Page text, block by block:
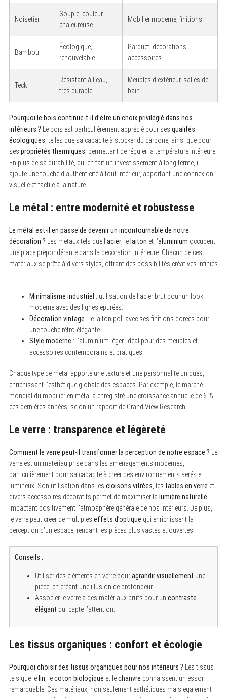
Noisetier
Souple, couleur
chaleureuse
Mobilier moderne, finitions
Bambou
Écologique,
renouvelable
Parquet, décorations,
accessoires
Teck
Résistant à l’eau,
très durable
Meubles d’extérieur, salles de
bain
Pourquoi le bois continue-t-il d’être un choix privilégié dans nos
intérieurs ? Le bois est particulièrement apprécié pour ses qualités
écologiques , telles que sa capacité à stocker du carbone, ainsi que pour
ses propriétés thermiques , permettant de réguler la température intérieure.
En plus de sa durabilité, qui en fait un investissement à long terme, il
ajoute une touche d’authenticité à tout intérieur, apportant une connexion
visuelle et tactile à la nature.
Le métal : entre modernité et robustesse
Le métal est-il en passe de devenir un incontournable de notre
décoration ? Les métaux tels que l’acier, le laiton et l’aluminium occupent
une place prépondérante dans la décoration intérieure. Chacun de ces
matériaux se prête à divers styles, offrant des possibilités créatives infinies
:
Minimalisme industriel : utilisation de l’acier brut pour un look
moderne avec des lignes épurées.
Décoration vintage : le laiton poli avec ses finitions dorées pour
une touche rétro élégante.
Style moderne : l’aluminium léger, idéal pour des meubles et
accessoires contemporains et pratiques.
Chaque type de métal apporte une texture et une personnalité uniques,
enrichissant l’esthétique globale des espaces. Par exemple, le marché
mondial du mobilier en métal a enregistré une croissance annuelle de 6 %
ces dernières années, selon un rapport de Grand View Research.
Le verre : transparence et légèreté
Comment le verre peut-il transformer la perception de notre espace ? Le
verre est un matériau prisé dans les aménagements modernes,
particulièrement pour sa capacité à créer des environnements aérés et
lumineux. Son utilisation dans les cloisons vitrées , les tables en verre et
divers accessoires décoratifs permet de maximiser la lumière naturelle
impactant positivement l’atmosphère générale de nos intérieurs. De plus,
le verre peut créer de multiples effets d’optique qui enrichissent la
perception d’un espace, rendant les pièces plus vastes et ouvertes.
Conseils :
Utiliser des éléments en verre pouragrandir visuellement une
pièce, en créant une illusion de profondeur.
Associer le verre à des matériaux bruts pour un contraste
élégant qui capte l’attention.
Les tissus organiques : confort et écologie
Pourquoi choisir des tissus organiques pour nos intérieurs ? Les tissus
tels que le lin , lecoton biologique et lechanvre connaissent un essor
remarquable. Ces matériaux, non seulement esthétiques mais également
S
e
a
r
c
o
r
: